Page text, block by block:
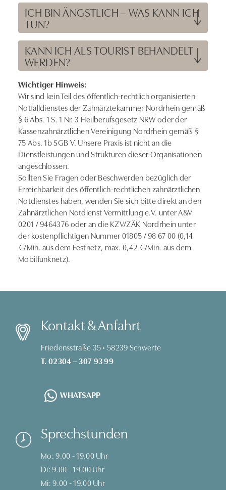
ICH BIN ÄNGSTLICH – WAS KANN ICH
TUN?
KANN ICH ALS TOURIST BEHANDELT
WERDEN?
Wichtiger Hinweis:
Wir sind kein Teil des öffentlich-rechtlich organisierten
Notfalldienstes der Zahnärztekammer Nordrhein gemäß
§ 6 Abs. 1 S. 1 Nr. 3 Heilberufsgesetz NRW oder der
Kassenzahnärztlichen Vereinigung Nordrhein gemäß §
75 Abs. 1b SGB V. Unsere Praxis ist nicht an die
Dienstleistungen und Strukturen dieser Organisationen
angeschlossen.
Sollten Sie Fragen oder Beschwerden bezüglich der
Erreichbarkeit des öffentlich-rechtlichen zahnärztlichen
Notdienstes haben, wenden Sie sich bitte direkt an den
Zahnärztlichen Notdienst Vermittlung e.V. unter A&V
0201 / 9464376 oder an die KZV/ZÄK Nordrhein unter
der kostenpflichtigen Nummer 01805 / 98 67 00 (0,14
€/Min. aus dem Festnetz, max. 0,42 €/Min. aus dem
Mobilfunknetz).
Kontakt & Anfahrt
Friedensstraße 35 • 58239 Schwerte
T. 02304 – 307 93 99
WHATSAPP
Sprechstunden
Mo: 9.00 - 19.00 Uhr
Di: 9.00 - 19.00 Uhr
Mi: 9.00 - 19.00 Uhr